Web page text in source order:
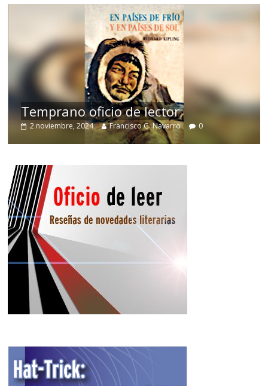
Temprano oficio de lector
2 noviembre, 2024 Francisco G. Navarro 0